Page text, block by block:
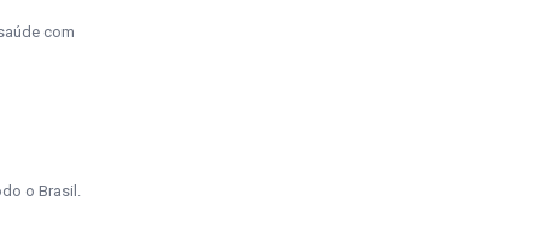
com
o Brasil.